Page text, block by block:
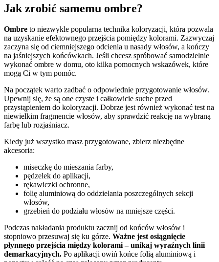
Jak zrobić samemu ombre?
Ombre to niezwykle popularna technika koloryzacji, która pozwala
na uzyskanie efektownego przejścia pomiędzy kolorami. Zazwyczaj
zaczyna się od ciemniejszego odcienia u nasady włosów, a kończy
na jaśniejszych końcówkach. Jeśli chcesz spróbować samodzielnie
wykonać ombre w domu, oto kilka pomocnych wskazówek, które
mogą Ci w tym pomóc.
Na początek warto zadbać o odpowiednie przygotowanie włosów.
Upewnij się, że są one czyste i całkowicie suche przed
przystąpieniem do koloryzacji. Dobrze jest również wykonać test na
niewielkim fragmencie włosów, aby sprawdzić reakcję na wybraną
farbę lub rozjaśniacz.
Kiedy już wszystko masz przygotowane, zbierz niezbędne
akcesoria:
miseczkę do mieszania farby,
pędzelek do aplikacji,
rękawiczki ochronne,
folię aluminiową do oddzielania poszczególnych sekcji
włosów,
grzebień do podziału włosów na mniejsze części.
Podczas nakładania produktu zacznij od końców włosów i
stopniowo przesuwaj się ku górze. Ważne jest osiągnięcie
płynnego przejścia między kolorami – unikaj wyraźnych linii
demarkacyjnych. Po aplikacji owiń końce folią aluminiową i